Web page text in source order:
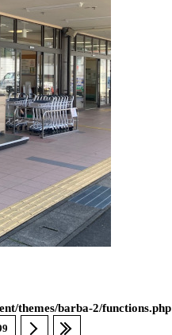
themes/barba-2/functions.php